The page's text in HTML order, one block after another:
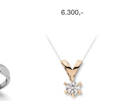
6.300,-